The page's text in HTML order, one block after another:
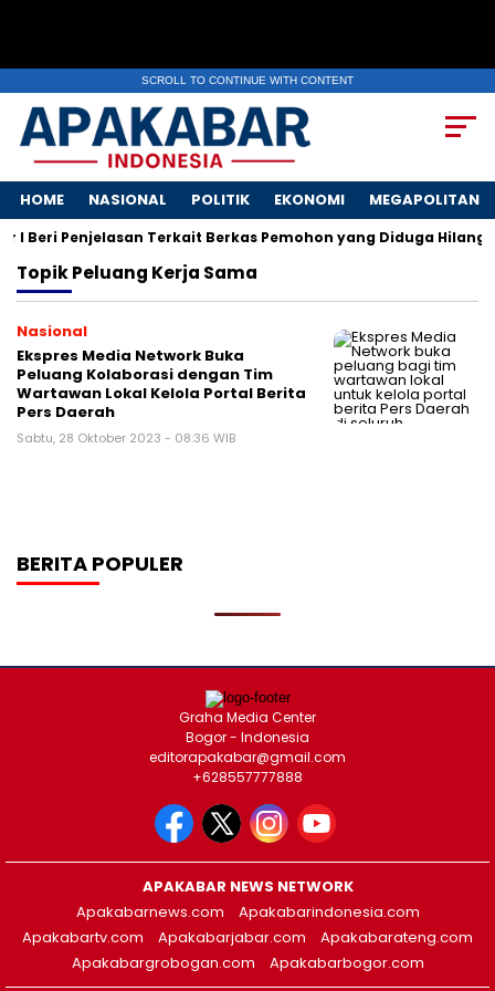
SCROLL TO CONTINUE WITH CONTENT
HOME NASIONAL POLITIK EKONOMI MEGAPOLITAN
I Beri Penjelasan Terkait Berkas Pemohon yang Diduga Hilang
TopikPeluang Kerja Sama
Nasional
Ekspres Media Network Buka
Peluang Kolaborasi dengan Tim
Wartawan Lokal Kelola Portal Berita
Pers Daerah
Sabtu, 28 Oktober 2023 - 08:36 WIB
BERITA POPULER
Graha Media Center
Bogor - Indonesia
editorapakabar@gmail.com
+628557777888
APAKABAR NEWS NETWORK
Apakabarnews.com
Apakabarindonesia.com
Apakabartv.com
Apakabarjabar.com
Apakabarateng.com
Apakabargrobogan.com
Apakabarbogor.com